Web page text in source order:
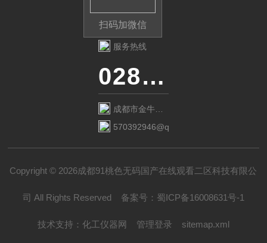
扫码加微信
服务热线
028-87741718
成都市金牛区
金府路799号1
570392946@qq.com
Copyright © 2026成都91桃色无码国产在线观看二区科技有限公
司 All Rights Reserved 备案号： 蜀ICP备16008631号-1
技术支持： 化工仪器网 管理登录 sitemap.xml